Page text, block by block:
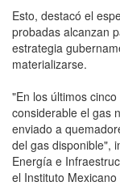
Esto, destacó el
probadas alcanzan
estrategia
materializarse.
"En los últimos
considerable el gas
enviado a
del gas disponible",
Energía e
el Instituto